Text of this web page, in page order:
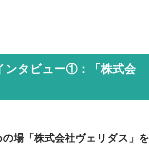
ンタビュー①：「株式会
の場「株式会社ヴェリダス」を